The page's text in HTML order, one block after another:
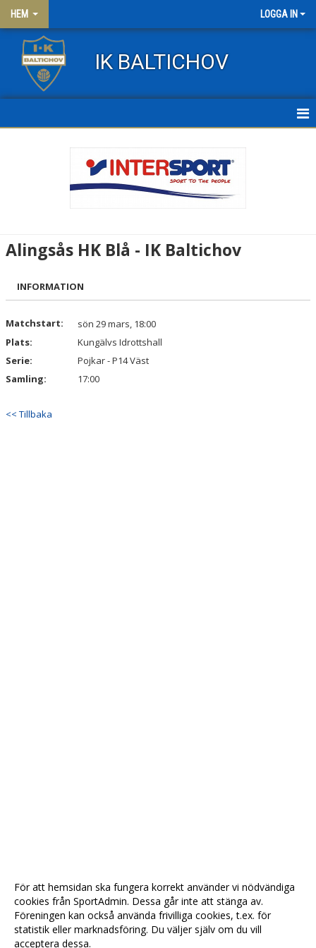
HEM LOGGA IN
IK BALTICHOV
FRITIDSKORTET
KALENDER
VÅRA LAG & LEDARE
MATCHER
ÅRSMÖTEN
Alingsås HK Blå - IK Baltichov
INFORMATION
Matchstart:
sön 29 mars, 18:00
Plats:
Kungälvs Idrottshall
Serie:
Pojkar - P14 Väst
Samling:
17:00
<< Tillbaka
För att hemsidan ska fungera korrekt använder vi nödvändiga
cookies från SportAdmin. Dessa går inte att stänga av.
Föreningen kan också använda frivilliga cookies, t.ex. för
statistik eller marknadsföring. Du väljer själv om du vill
acceptera dessa.